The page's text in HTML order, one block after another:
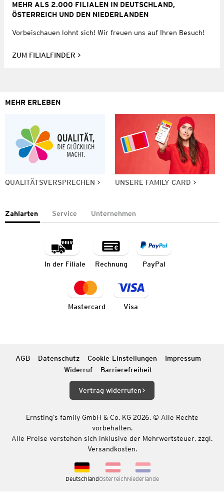
MEHR ALS 2.000 FILIALEN IN DEUTSCHLAND,
ÖSTERREICH UND DEN NIEDERLANDEN
Vorbeischauen lohnt sich! Wir freuen uns auf Ihren Besuch!
ZUM FILIALFINDER
MEHR ERLEBEN
QUALITÄTSVERSPRECHEN UNSERE FAMILY CARD
Zahlarten Service Unternehmen
In der Filiale Rechnung PayPal
Mastercard Visa
AGB Datenschutz Cookie-Einstellungen
Impressum
Widerruf
Barrierefreiheit
Vertrag widerrufen
Ernsting’s family GmbH & Co. KG 2026. © Alle Rechte
vorbehalten.
Alle Preise verstehen sich inklusive der Mehrwertsteuer, zzgl.
Versandkosten.
DeutschlandÖsterreichNiederlande